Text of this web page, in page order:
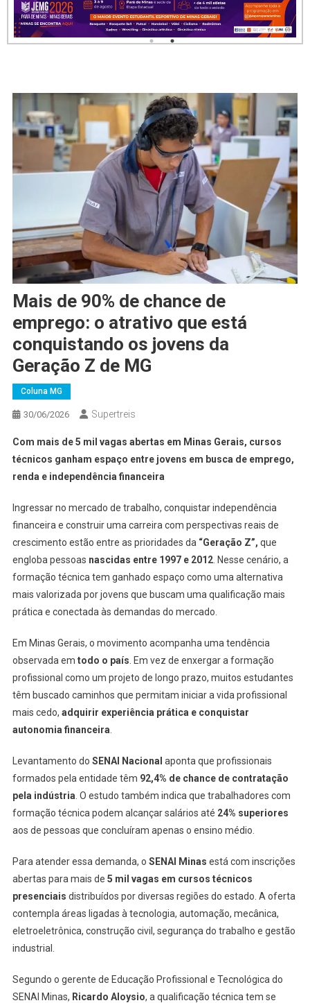
Mais de 90% de chance de
emprego: o atrativo que está
conquistando os jovens da
Geração Z de MG
Coluna MG
30/06/2026 Supertreis
Com mais de 5 mil vagas abertas em Minas Gerais, cursos
técnicos ganham espaço entre jovens em busca de emprego,
renda e independência financeira
Ingressar no mercado de trabalho, conquistar independência
financeira e construir uma carreira com perspectivas reais de
crescimento estão entre as prioridades da “Geração Z”, que
engloba pessoas nascidas entre 1997 e 2012. Nesse cenário, a
formação técnica tem ganhado espaço como uma alternativa
mais valorizada por jovens que buscam uma qualificação mais
prática e conectada às demandas do mercado.
Em Minas Gerais, o movimento acompanha uma tendência
observada em todo o país . Em vez de enxergar a formação
profissional como um projeto de longo prazo, muitos estudantes
têm buscado caminhos que permitam iniciar a vida profissional
mais cedo, adquirir experiência prática e conquistar
autonomia financeira
Levantamento do SENAI Nacional aponta que profissionais
formados pela entidade têm 92,4% de chance de contratação
pela indústria . O estudo também indica que trabalhadores com
formação técnica podem alcançar salários até 24% superiores
aos de pessoas que concluíram apenas o ensino médio.
Para atender essa demanda, o SENAI Minas está com inscrições
abertas para mais de 5 mil vagas em cursos técnicos
presenciais distribuídos por diversas regiões do estado. A oferta
contempla áreas ligadas à tecnologia, automação, mecânica,
eletroeletrônica, construção civil, segurança do trabalho e gestão
industrial.
Segundo o gerente de Educação Profissional e Tecnológica do
SENAI Minas, Ricardo Aloysio, a qualificação técnica tem se